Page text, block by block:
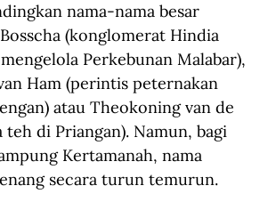
nama-nama besar
(konglomerat Hindia
Perkebunan Malabar),
Ham (perintis peternakan
atau Theokoning van de
teh di Priangan). Namun, bagi
Kertamanah, nama
secara turun temurun.